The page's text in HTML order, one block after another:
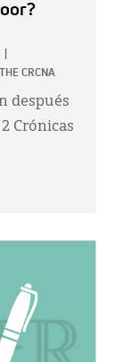
CRCNA
después
Crónicas